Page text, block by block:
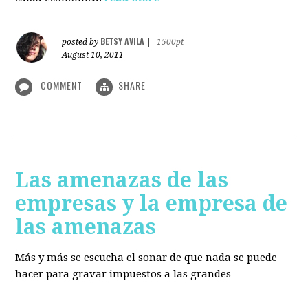
posted by BETSY AVILA
1500pt
August 10, 2011
COMMENT SHARE
Las amenazas de las
empresas y la empresa de
las amenazas
Más y más se escucha el sonar de que nada se puede
hacer para gravar impuestos a las grandes